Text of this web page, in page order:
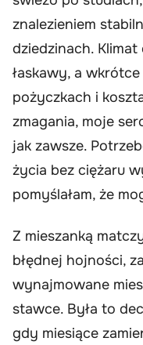
znalezieniem
dziedzinach.
łaskawy, a
pożyczkach i
zmagania, moje
jak zawsze.
życia bez ciężaru
pomyślałam, że
Z mieszanką
błędnej hojności,
wynajmowane
stawce. Była to
gdy miesiące